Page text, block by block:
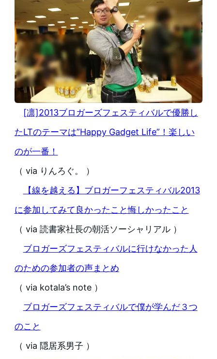
[凛]2013ブロガーズフェスティバルで優勝し
たLTのテーマは”Happy Gadget Life”！楽しい
のが一番！
（ via りんろぐ。 ）
【線を越える】ブロガーフェスティバル2013
に参加してみて良かったこと悔しかったこと
（ via 読書家社長の朝活ソーシャリアル ）
ブロガーズフェスティバルに行けなかった人
のための参加者の声まとめ
（ via kotala’s note ）
ブロガーズフェスティバルで僕が学んだ３つ
のこと
（ via 隠居系男子 ）